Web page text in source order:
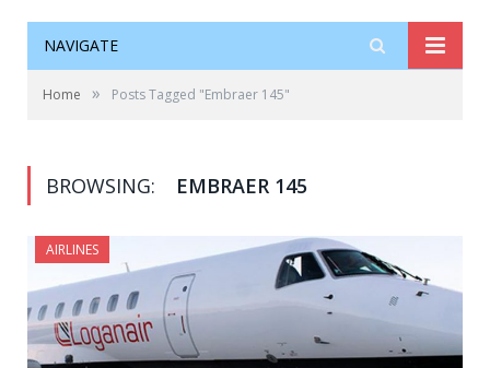
NAVIGATE
Home » Posts Tagged "Embraer 145"
BROWSING: EMBRAER 145
AIRLINES